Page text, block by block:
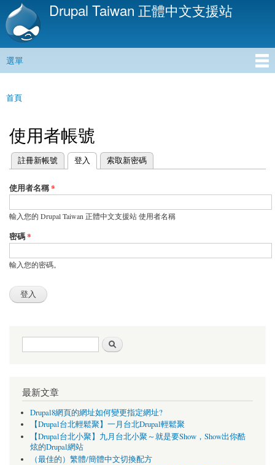
移
內
Drupal Taiwan 正體中文支援站
主選單
選單
您在這裡
首頁
使用者帳號
主要索引標籤
註冊新帳號 登入
(作用中頁籤) 索取新密碼
使用者名稱*
輸入您的 Drupal Taiwan 正體中文支援站 使用者名稱
密碼*
輸入您的密碼。
搜尋表單
最新文章
Drupal8網頁的網址如何變更指定網址?
【Drupal台北輕鬆聚】一月台北Drupal輕鬆聚
【Drupal台北小聚】九月台北小聚～就是要Show，Show出你酷
炫的Drupal網站
（最佳的）繁體/簡體中文切換配方